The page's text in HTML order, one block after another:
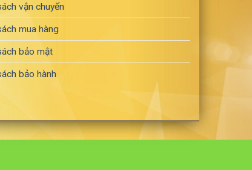
vận chuyển
mua hàng
bảo mật
bảo hành